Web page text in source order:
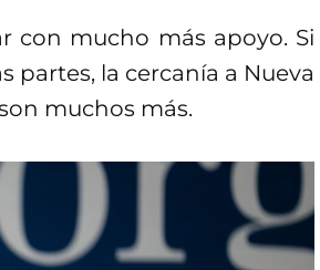
con mucho más apoyo. Si
partes, la cercanía a Nueva
muchos más.